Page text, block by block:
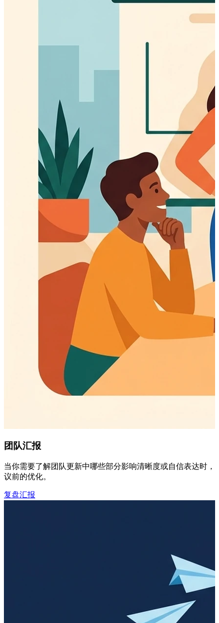
团队汇报
当你需要了解团队更新中哪些部分影响清晰度或自信表达时
议前的优化。
复盘汇报